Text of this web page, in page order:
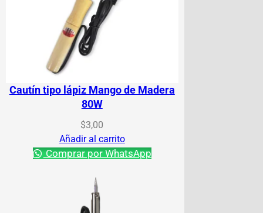
Cautín tipo lápiz Mango de Madera
80W
$3,00
Añadir al carrito
Comprar por WhatsApp